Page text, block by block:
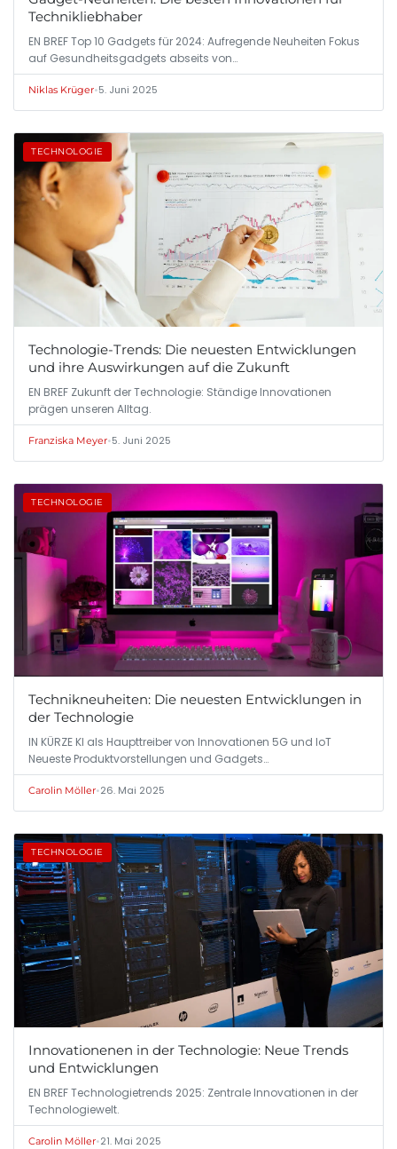
Technikliebhaber
EN BREF Top 10 Gadgets für 2024: Aufregende Neuheiten Fokus
auf Gesundheitsgadgets abseits von…
Niklas Krüger•5. Juni 2025
TECHNOLOGIE
Technologie-Trends: Die neuesten Entwicklungen
und ihre Auswirkungen auf die Zukunft
EN BREF Zukunft der Technologie: Ständige Innovationen
prägen unseren Alltag.
Franziska Meyer•5. Juni 2025
TECHNOLOGIE
Technikneuheiten: Die neuesten Entwicklungen in
der Technologie
IN KÜRZE KI als Haupttreiber von Innovationen 5G und IoT
Neueste Produktvorstellungen und Gadgets…
Carolin Möller•26. Mai 2025
TECHNOLOGIE
Innovationenen in der Technologie: Neue Trends
und Entwicklungen
EN BREF Technologietrends 2025: Zentrale Innovationen in der
Technologiewelt.
Carolin Möller•21. Mai 2025